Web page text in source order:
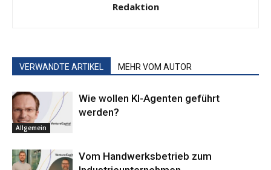
Redaktion
VERWANDTE ARTIKEL MEHR VOM AUTOR
Allgemein
Wie wollen KI-Agenten geführt
werden?
Vom Handwerksbetrieb zum